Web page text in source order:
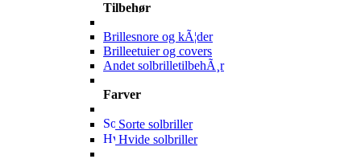
Tilbehør
Brillesnore og kÃ¦der
Brilleetuier og covers
Andet solbrilletilbehÃ¸r
Farver
Sorte solbriller
Hvide solbriller